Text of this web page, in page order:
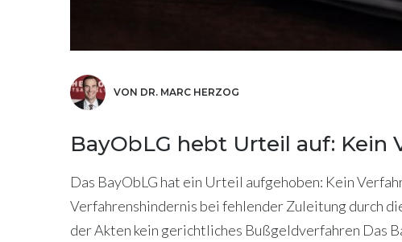
VON DR. MARC HERZOG
BayObLG hebt Urteil auf:
Das BayObLG hat ein Urteil aufgehoben: Kein
Verfahrenshindernis bei fehlender Zuleitung durch
der Akten kein gerichtliches Bußgeldverfahren Das